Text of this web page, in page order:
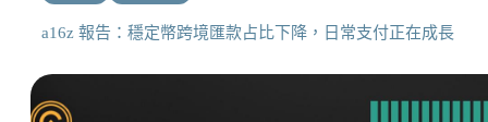
a16z 報告：穩定幣跨境匯款占比下降，日常支付正在成長